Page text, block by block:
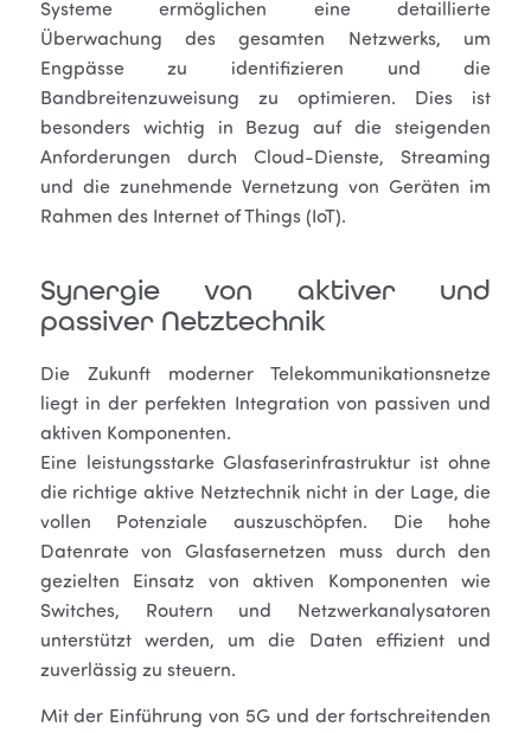
Systeme ermöglichen eine detaillierte
Überwachung des gesamten Netzwerks, um
Engpässe zu identifizieren und die
Bandbreitenzuweisung zu optimieren. Dies ist
besonders wichtig in Bezug auf die steigenden
Anforderungen durch Cloud-Dienste, Streaming
und die zunehmende Vernetzung von Geräten im
Rahmen des Internet of Things (IoT).
Synergie von aktiver und
passiver Netztechnik
Die Zukunft moderner Telekommunikationsnetze
liegt in der perfekten Integration von passiven und
aktiven Komponenten.
Eine leistungsstarke Glasfaserinfrastruktur ist ohne
die richtige aktive Netztechnik nicht in der Lage, die
vollen Potenziale auszuschöpfen. Die hohe
Datenrate von Glasfasernetzen muss durch den
gezielten Einsatz von aktiven Komponenten wie
Switches, Routern und Netzwerkanalysatoren
unterstützt werden, um die Daten effizient und
zuverlässig zu steuern.
Mit der Einführung von 5G und der fortschreitenden